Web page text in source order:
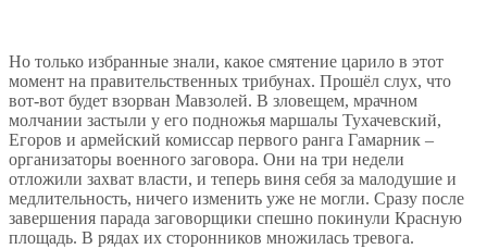
Но только избранные знали, какое смятение царило в этот
момент на правительственных трибунах. Прошёл слух, что
вот-вот будет взорван Мавзолей. В зловещем, мрачном
молчании застыли у его подножья маршалы Тухачевский,
Егоров и армейский комиссар первого ранга Гамарник –
организаторы военного заговора. Они на три недели
отложили захват власти, и теперь виня себя за малодушие и
медлительность, ничего изменить уже не могли. Сразу после
завершения парада заговорщики спешно покинули Красную
площадь. В рядах их сторонников множилась тревога.